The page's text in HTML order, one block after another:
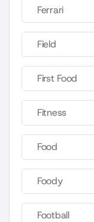
Ferrari
Field
First Food
Fitness
Food
Foody
Football